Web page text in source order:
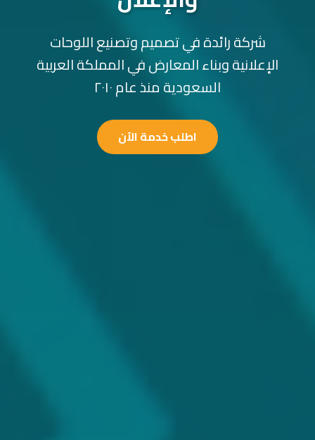
شركة رائدة في تصميم وتصنيع اللوحات
الإعلانية وبناء المعارض في المملكة العربية
السعودية منذ عام ٢٠١٠
اطلب خدمة الآن